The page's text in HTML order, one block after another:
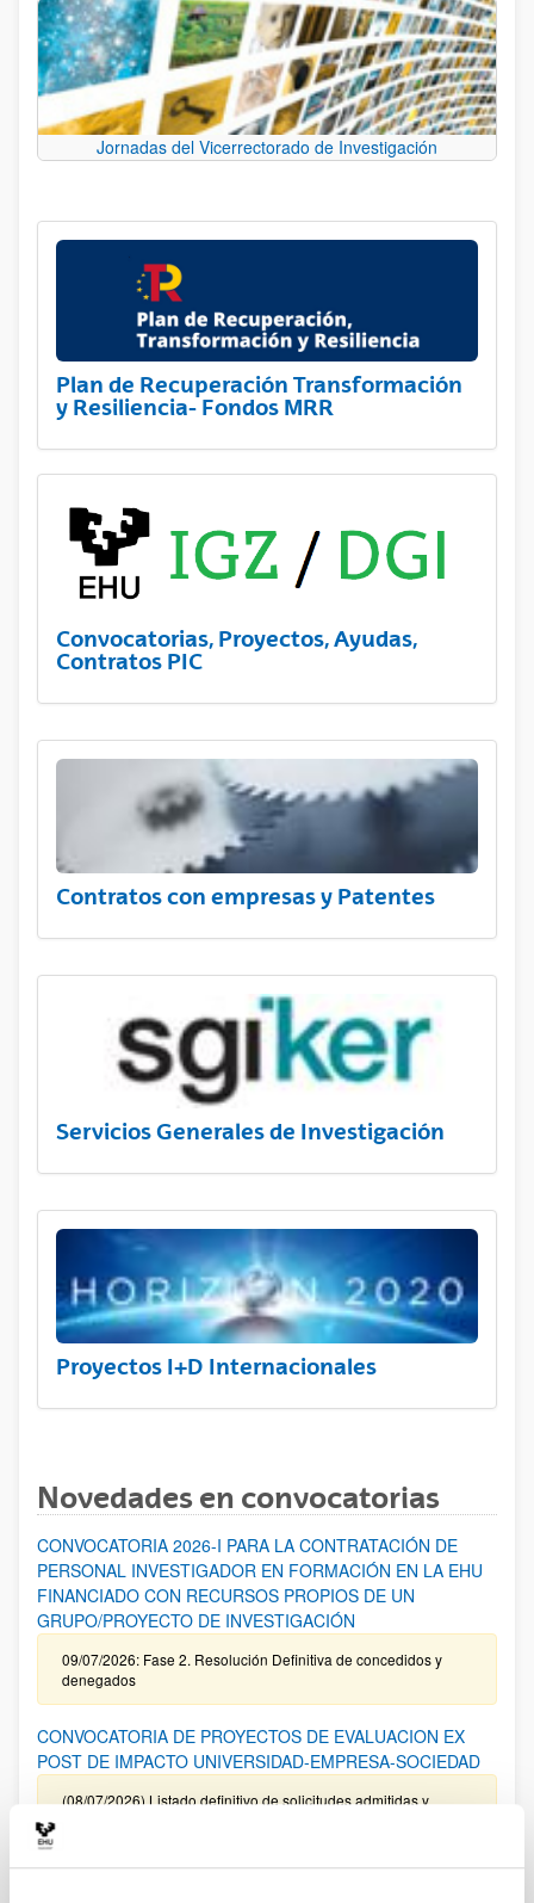
Jornadas del Vicerrectorado de Investigación
Plan de Recuperación Transformación
y Resiliencia- Fondos MRR
Convocatorias, Proyectos, Ayudas,
Contratos PIC
Contratos con empresas y Patentes
Servicios Generales de Investigación
Proyectos I+D Internacionales
Novedades en convocatorias
CONVOCATORIA 2026-I PARA LA CONTRATACIÓN DE
PERSONAL INVESTIGADOR EN FORMACIÓN EN LA EHU
FINANCIADO CON RECURSOS PROPIOS DE UN
GRUPO/PROYECTO DE INVESTIGACIÓN
09/07/2026: Fase 2. Resolución Definitiva de concedidos y
denegados
CONVOCATORIA DE PROYECTOS DE EVALUACION EX
POST DE IMPACTO UNIVERSIDAD-EMPRESA-SOCIEDAD
(08/07/2026) Listado definitivo de solicitudes admitidas y
ROSA MARIA VIVAR FUNDAZIOA First Global Call for